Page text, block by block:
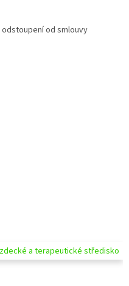
odstoupení od smlouvy
a terapeutické středisko